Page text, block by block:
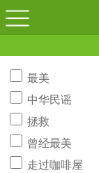
最美
中华民谣
拯救
曾经最美
走过咖啡屋